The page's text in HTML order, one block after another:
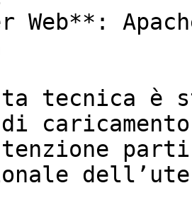
Web**:
tecnica è